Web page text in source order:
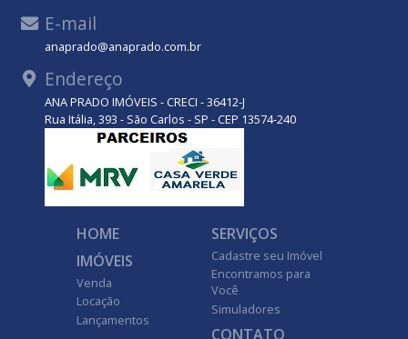
E-mail
anaprado@anaprado.com.br
Endereço
ANA PRADO IMÓVEIS - CRECI - 36412-J
Rua Itália, 393 - São Carlos - SP - CEP 13574-240
HOME
IMÓVEIS
Venda
Locação
Lançamentos
SERVIÇOS
Cadastre seu Imóvel
Encontramos para
Você
Simuladores
CONTATO